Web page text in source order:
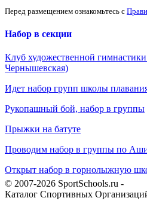
Перед размещением ознакомьтесь с
Набор в секции
Клуб художественной
Чернышевская)
Идет набор групп школы
Рукопашный бой, набор в группы
Прыжки на батуте
Проводим набор в группы по
Открыт набор в горнолыжную
© 2007-2026 SportSchools.ru -
Каталог Спортивных